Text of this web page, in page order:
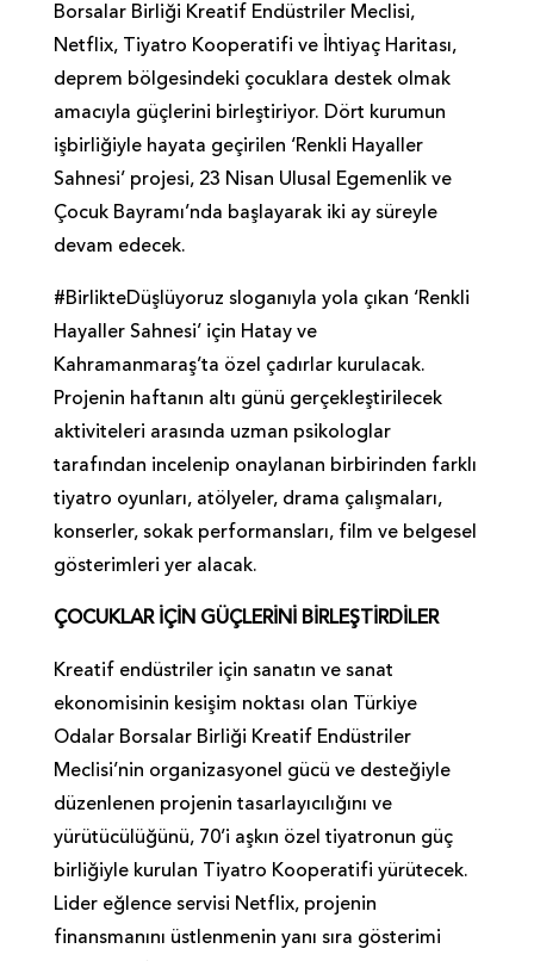
Borsalar Birliği Kreatif Endüstriler Meclisi,
Netflix, Tiyatro Kooperatifi ve İhtiyaç Haritası,
deprem bölgesindeki çocuklara destek olmak
amacıyla güçlerini birleştiriyor. Dört kurumun
işbirliğiyle hayata geçirilen ‘Renkli Hayaller
Sahnesi’ projesi, 23 Nisan Ulusal Egemenlik ve
Çocuk Bayramı’nda başlayarak iki ay süreyle
devam edecek.
#BirlikteDüşlüyoruz sloganıyla yola çıkan ‘Renkli
Hayaller Sahnesi’ için Hatay ve
Kahramanmaraş’ta özel çadırlar kurulacak.
Projenin haftanın altı günü gerçekleştirilecek
aktiviteleri arasında uzman psikologlar
tarafından incelenip onaylanan birbirinden farklı
tiyatro oyunları, atölyeler, drama çalışmaları,
konserler, sokak performansları, film ve belgesel
gösterimleri yer alacak.
ÇOCUKLAR İÇİN GÜÇLERİNİ BİRLEŞTİRDİLER
Kreatif endüstriler için sanatın ve sanat
ekonomisinin kesişim noktası olan Türkiye
Odalar Borsalar Birliği Kreatif Endüstriler
Meclisi’nin organizasyonel gücü ve desteğiyle
düzenlenen projenin tasarlayıcılığını ve
yürütücülüğünü, 70’i aşkın özel tiyatronun güç
birliğiyle kurulan Tiyatro Kooperatifi yürütecek.
Lider eğlence servisi Netflix, projenin
finansmanını üstlenmenin yanı sıra gösterimi